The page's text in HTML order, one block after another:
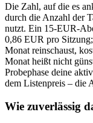
Die Zahl, auf die es
durch die Anzahl der
nutzt. Ein 15-EUR-
0,86 EUR pro
Monat reinschaust,
Monat heißt nicht
Probephase deine
dem Listenpreis – die
Wie zuverlässig